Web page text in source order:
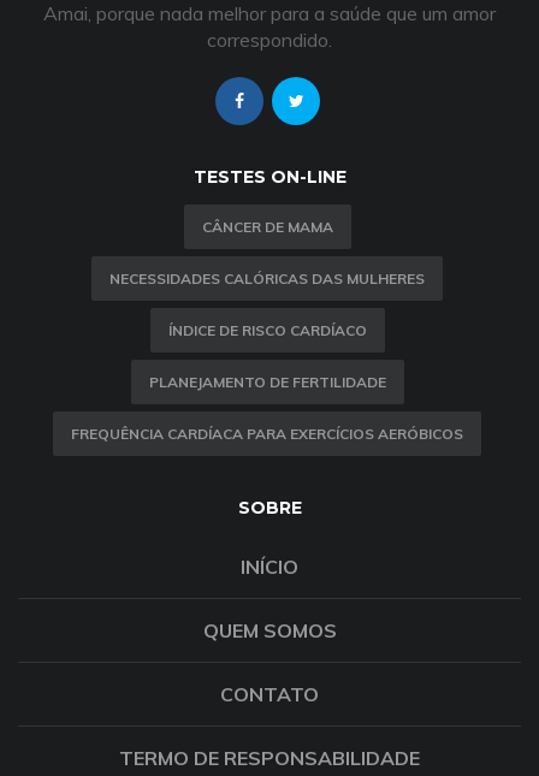
Amai, porque nada melhor para a saúde que um amor
correspondido.
TESTES ON-LINE
CÂNCER DE MAMA
NECESSIDADES CALÓRICAS DAS MULHERES
ÍNDICE DE RISCO CARDÍACO
PLANEJAMENTO DE FERTILIDADE
FREQUÊNCIA CARDÍACA PARA EXERCÍCIOS AERÓBICOS
SOBRE
INÍCIO
QUEM SOMOS
CONTATO
TERMO DE RESPONSABILIDADE